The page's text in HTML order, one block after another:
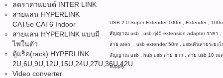
ลดราคาแบนด์ INTER LINK
สายแลน HYPERLINK
CAT5e CAT6 Indoor
สายแลน HYPERLINK แบบมี
ไฟในตัว
ตู้แร็ค(rack) HYPERLINK
2U,6U,9U,12U,15U,24U,27U,36U,42U
Video converter
USB 2.0 Super Extender 100m , Extender ,
สัญญาณ usb , usb rj45 extension adapter ราคา ,
สาย aten , usb extender 50m , usbเดินสายระยะ
สัญญาณ usb , hub usb สาย ยาว , สาย usb 10 เม
supply